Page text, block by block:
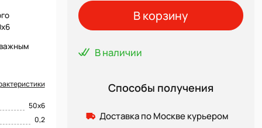
50х6
0,2
В корзину
В наличии
Способы получения
Доставка по Москве курьером